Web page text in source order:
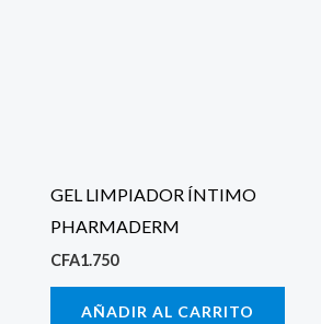
GEL LIMPIADOR ÍNTIMO
PHARMADERM
CFA1.750
AÑADIR AL CARRITO